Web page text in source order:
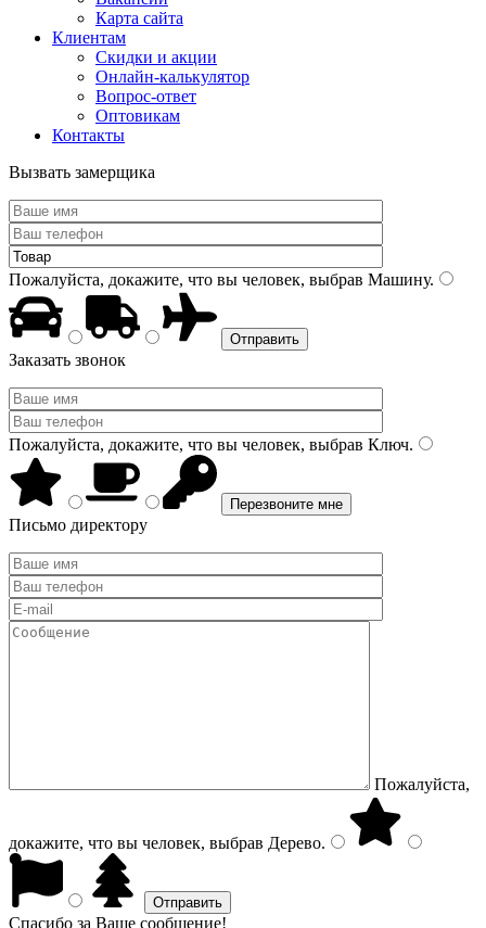
Карта сайта
Клиентам
Скидки и акции
Онлайн-калькулятор
Вопрос-ответ
Оптовикам
Контакты
Вызвать замерщика
Пожалуйста, докажите, что вы человек, выбрав Машину.
Заказать звонок
Пожалуйста, докажите, что вы человек, выбрав Ключ.
Письмо директору
Пожалуйста,
докажите, что вы человек, выбрав Дерево.
Спасибо за Ваше сообщение!